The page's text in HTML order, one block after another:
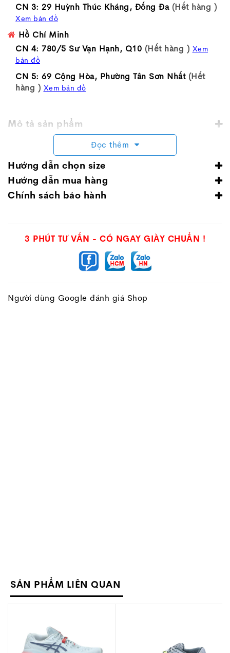
CN 3: 29 Huỳnh Thúc Kháng, Đống Đa (Hết hàng )
Xem bản đồ
Hồ Chí Minh
CN 4: 780/5 Sư Vạn Hạnh, Q10 (Hết hàng ) Xem
bản đồ
CN 5: 69 Cộng Hòa, Phường Tân Sơn Nhất (Hết
hàng ) Xem bản đồ
Mô tả sản phẩm
Đọc thêm
Hướng dẫn chọn size
Hướng dẫn mua hàng
Chính sách bảo hành
3 PHÚT TƯ VẤN - CÓ NGAY GIÀY CHUẨN !
Người dùng Google đánh giá Shop
SẢN PHẨM LIÊN QUAN